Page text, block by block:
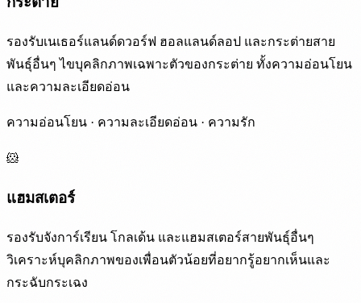
รองรับเนเธอร์แลนด์ดวอร์ฟ ฮอลแลนด์ลอป และกระต่ายสาย
พันธุ์อื่นๆ ไขบุคลิกภาพเฉพาะตัวของกระต่าย ทั้งความอ่อนโยน
และความละเอียดอ่อน
ความอ่อนโยน · ความละเอียดอ่อน · ความรัก
🐹
แฮมสเตอร์
รองรับจังการ์เรียน โกลเด้น และแฮมสเตอร์สายพันธุ์อื่นๆ
วิเคราะห์บุคลิกภาพของเพื่อนตัวน้อยที่อยากรู้อยากเห็นและ
กระฉับกระเฉง